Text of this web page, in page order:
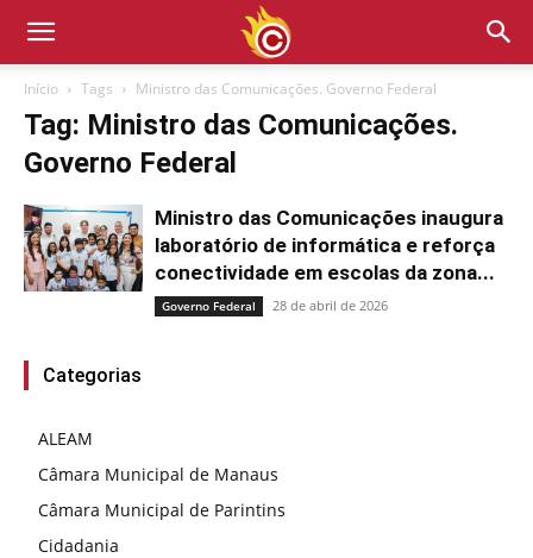
Início Tags Ministro das Comunicações. Governo Federal
Tag: Ministro das Comunicações.
Governo Federal
Ministro das Comunicações inaugura
laboratório de informática e reforça
conectividade em escolas da zona...
Governo Federal 28 de abril de 2026
Categorias
ALEAM
Câmara Municipal de Manaus
Câmara Municipal de Parintins
Cidadania